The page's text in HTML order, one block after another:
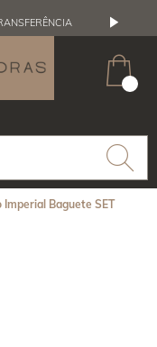
Imperial Baguete SET